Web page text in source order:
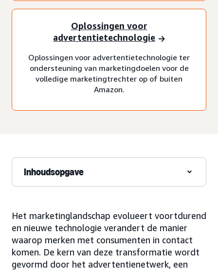
Oplossingen voor
advertentietechnologie
Oplossingen voor advertentietechnologie ter
ondersteuning van marketingdoelen voor de
volledige marketingtrechter op of buiten
Amazon.
Inhoudsopgave
Het marketinglandschap evolueert voortdurend
en nieuwe technologie verandert de manier
waarop merken met consumenten in contact
komen. De kern van deze transformatie wordt
gevormd door het advertentienetwerk, een